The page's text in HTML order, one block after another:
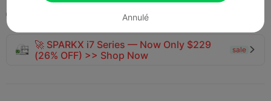

🚀 SPARKX i7 Series — Now Only $229
(26% OFF) >> Shop Now
sale 
Annulé